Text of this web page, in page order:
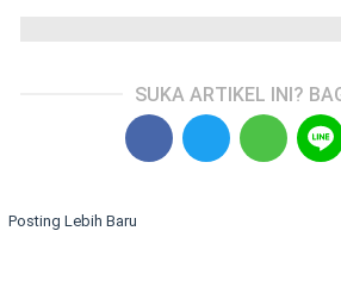
SUKA ARTIKEL INI?
Posting Lebih Baru